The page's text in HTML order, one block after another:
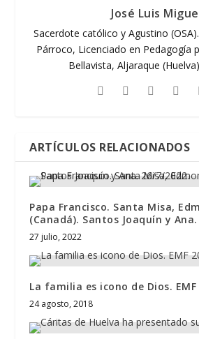
José Luis
Sacerdote católico y Agustino
Párroco, Licenciado en Pedagogía
Bellavista, Aljaraque
ARTÍCULOS RELACIONADOS
Papa Francisco. Santa Misa,
(Canadá). Santos Joaquín y
27 julio, 2022
La familia es icono de Dios. EMF
24 agosto, 2018